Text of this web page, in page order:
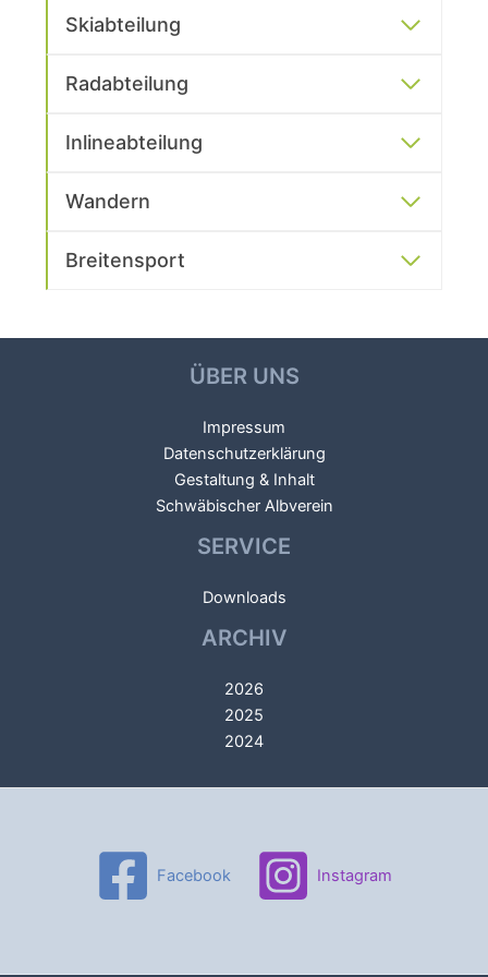
Skiabteilung
Radabteilung
Inlineabteilung
Wandern
Breitensport
ÜBER UNS
Impressum
Datenschutzerklärung
Gestaltung & Inhalt
Schwäbischer Albverein
SERVICE
Downloads
ARCHIV
2026
2025
2024
Facebook Instagram